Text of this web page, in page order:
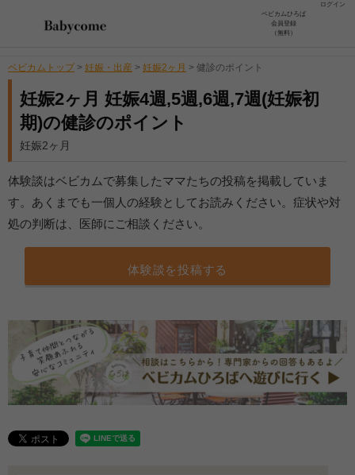
ログイン
ベビカムひろば
会員登録
（無料）
ベビカムトップ > 妊娠・出産 > 妊娠2ヶ月 > 健診のポイント
妊娠2ヶ月 妊娠4週,5週,6週,7週(妊娠初
期)の健診のポイント
妊娠2ヶ月
体験談はベビカムで募集したママたちの投稿を掲載していま
す。あくまでも一個人の経験としてお読みください。症状や対
処の判断は、医師にご相談ください。
体験談を投稿する